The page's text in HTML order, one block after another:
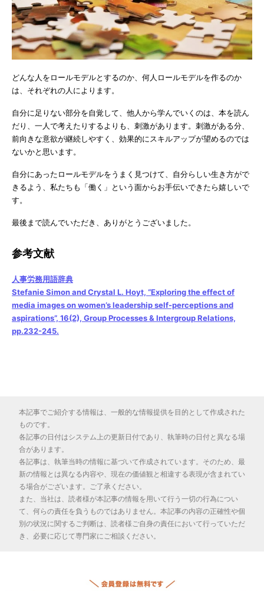
どんな人をロールモデルとするのか、何人ロールモデルを作るのか
は、それぞれの人によります。
自分に足りない部分を自覚して、他人から学んでいくのは、本を読ん
だり、一人で考えたりするよりも、刺激があります。刺激がある分、
前向きな意欲が継続しやすく、効果的にスキルアップが望めるのでは
ないかと思います。
自分にあったロールモデルをうまく見つけて、自分らしい生き方がで
きるよう、私たちも「働く」という面からお手伝いできたら嬉しいで
す。
最後まで読んでいただき、ありがとうございました。
参考文献
人事労務用語辞典
Stefanie Simon and Crystal L. Hoyt, “Exploring the effect of
media images on women’s leadership self-perceptions and
aspirations”, 16(2), Group Processes & Intergroup Relations,
pp.232-245.
本記事でご紹介する情報は、一般的な情報提供を目的として作成された
ものです。
各記事の日付はシステム上の更新日付であり、執筆時の日付と異なる場
合があります。
各記事は、執筆当時の情報に基づいて作成されています。そのため、最
新の情報とは異なる内容や、現在の価値観と相違する表現が含まれてい
る場合がございます。ご了承ください。
また、当社は、読者様が本記事の情報を用いて行う一切の行為につい
て、何らの責任を負うものではありません。本記事の内容の正確性や個
別の状況に関するご判断は、読者様ご自身の責任において行っていただ
き、必要に応じて専門家にご相談ください。